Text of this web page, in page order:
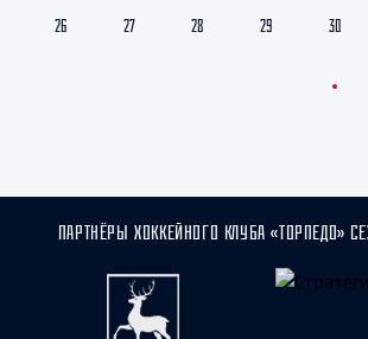
26 27 28 29 30
ПАРТНЁРЫ ХОККЕЙНОГО КЛУБА «ТОРПЕДО»